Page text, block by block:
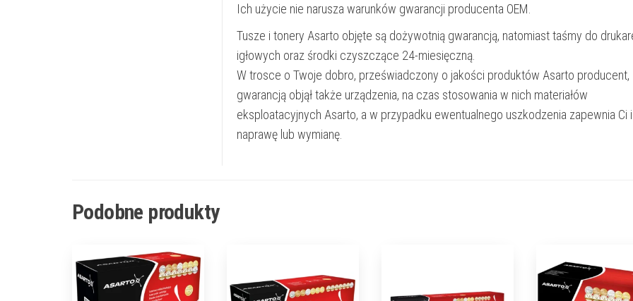
Ich użycie nie narusza warunków gwarancji producenta OEM.
Tusze i tonery Asarto objęte są dożywotnią gwarancją, natomiast taśmy do
igłowych oraz środki czyszczące 24-miesięczną.
W trosce o Twoje dobro, przeświadczony o jakości produktów Asarto producent,
gwarancją objął także urządzenia, na czas stosowania w nich materiałów
eksploatacyjnych Asarto, a w przypadku ewentualnego uszkodzenia zapewnia Ci
naprawę lub wymianę.
Podobne produkty